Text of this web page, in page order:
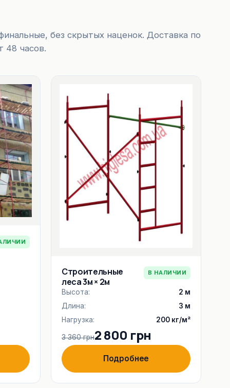
без скрытых наценок. Доставка по
48 часов.
Строительные
леса 3м × 2м
В НАЛИЧИИ
Высота:
2 м
Длина:
3 м
Нагрузка:
200 кг/м²
3 360 грн2 800 грн
Подробнее